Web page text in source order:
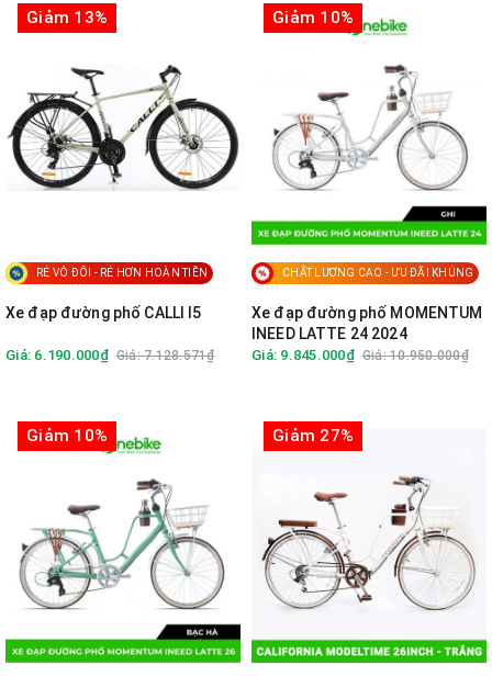
Giảm 13%
RẺ VÔ ĐỐI - RẺ HƠN HOÀN TIỀN
Xe đạp đường phố CALLI I5
Giá: 6.190.000₫ Giá: 7.128.571₫
Giảm 10%
CHẤT LƯỢNG CAO - ƯU ĐÃI KHỦNG
Xe đạp đường phố MOMENTUM
INEED LATTE 24 2024
Giá: 9.845.000₫ Giá: 10.950.000₫
Giảm 10% Giảm 27%